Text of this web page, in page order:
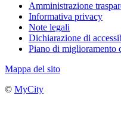
Amministrazione
Informativa privacy
Note legali
Dichiarazione di
Piano di miglioramento
Mappa del sito
© MyCity